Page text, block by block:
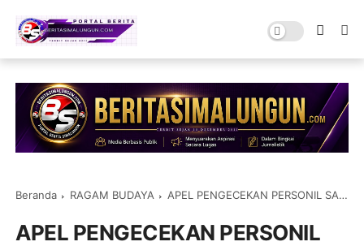
Beranda RAGAM BUDAYA APEL PENGECEKAN PERSONIL SAMBUT KEDATANGAN PRESIDEN JOKOWI
APEL PENGECEKAN PERSONIL